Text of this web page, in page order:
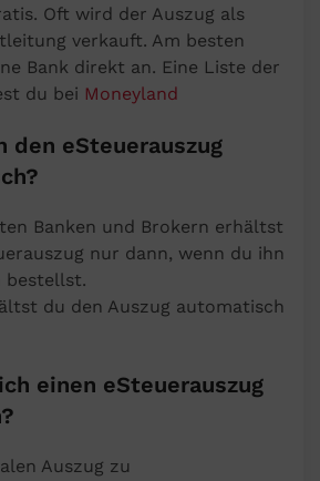
Oft wird der Auszug als
verkauft. Am besten
Bank direkt an. Eine Liste der
du bei Moneyland
den eSteuerauszug
Banken und Brokern erhältst
nur dann, wenn du ihn
bestellst.
du den Auszug automatisch
einen eSteuerauszug
Auszug zu